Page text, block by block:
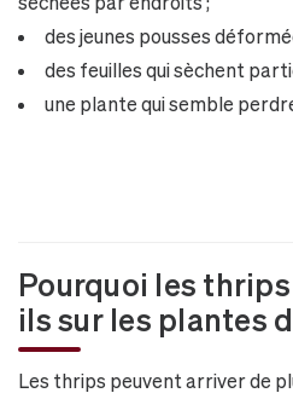
des jeunes pousses
des feuilles qui sèchent
une plante qui semble
Pourquoi les
ils sur les plantes
Les thrips peuvent arriver de